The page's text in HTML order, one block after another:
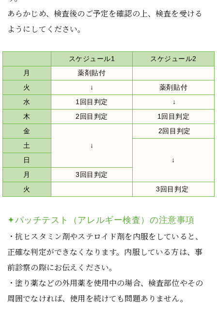
あらかじめ、検査後のご予定を確認の上、検査を受ける
ようにしてください。
スケジュール1
スケジュール2
月
薬剤貼付
火
↓
薬剤貼付
水
1回目判定
↓
木
2回目判定
1回目判定
金
↓
2回目判定
土
↓
日
月
3回目判定
火
3回目判定
✦パッチテスト（アレルギー検査）の注意事項
・抗ヒスタミン剤やステロイド剤を内服をしていると、
正確な判定ができなくなります。内服している方は、事
前診察の際にお伝えください。
・塗り薬などの外用薬を使用中の場合、検査部位やその
周囲でなければ、使用を続けても問題ありません。